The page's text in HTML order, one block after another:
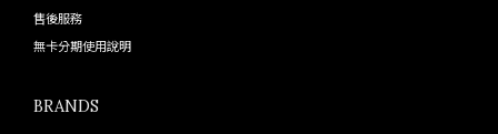
售後服務
無卡分期使用說明
BRANDS